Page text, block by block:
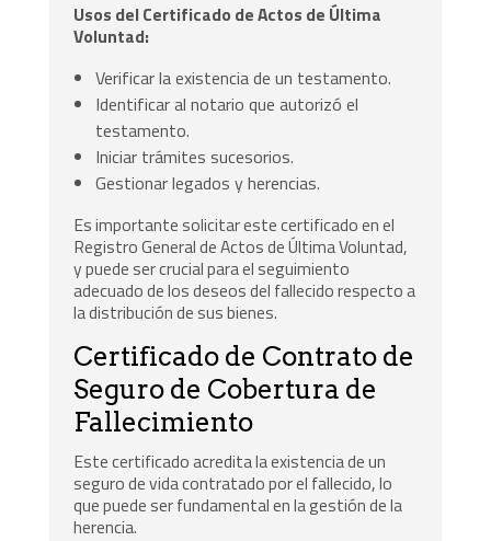
Usos del Certificado de Actos de Última
Voluntad:
Verificar la existencia de un testamento.
Identificar al notario que autorizó el
testamento.
Iniciar trámites sucesorios.
Gestionar legados y herencias.
Es importante solicitar este certificado en el
Registro General de Actos de Última Voluntad,
y puede ser crucial para el seguimiento
adecuado de los deseos del fallecido respecto a
la distribución de sus bienes.
Certificado de Contrato de
Seguro de Cobertura de
Fallecimiento
Este certificado acredita la existencia de un
seguro de vida contratado por el fallecido, lo
que puede ser fundamental en la gestión de la
herencia.